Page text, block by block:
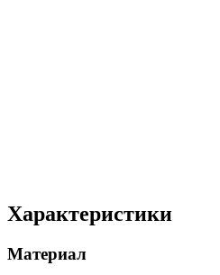
Характеристики
Материал